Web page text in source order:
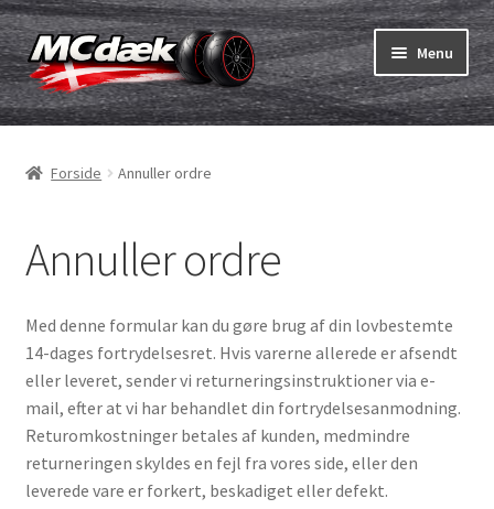
Spring
til
navigation
Spring
til
indhold
Menu
Dæk
Udfold
Slanger & fælgband
Køb
MC dæk test
Mærker
Udfold
Kontakt os
Forside Annuller ordre
Annuller ordre
Med denne formular kan du gøre brug af din lovbestemte
14-dages fortrydelsesret. Hvis varerne allerede er afsendt
eller leveret, sender vi returneringsinstruktioner via e-
mail, efter at vi har behandlet din fortrydelsesanmodning.
Returomkostninger betales af kunden, medmindre
returneringen skyldes en fejl fra vores side, eller den
leverede vare er forkert, beskadiget eller defekt.